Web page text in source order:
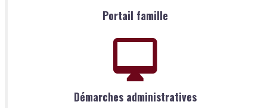
Portail famille
Démarches administratives